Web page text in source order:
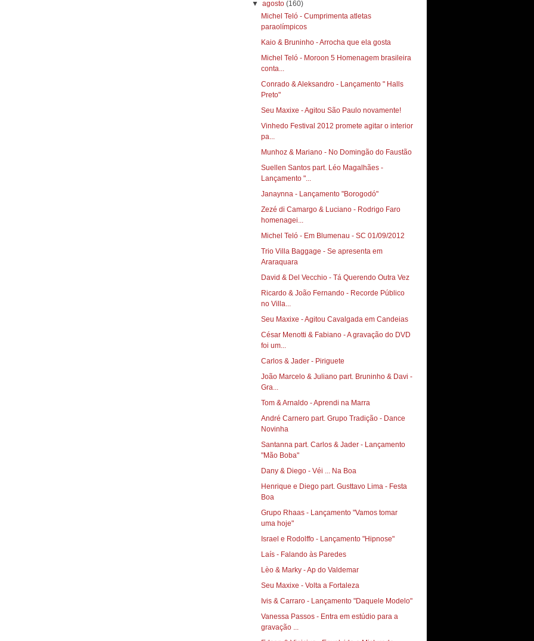
▼agosto(160)
Michel Teló - Cumprimenta atletas
paraolímpicos
Kaio & Bruninho - Arrocha que ela gosta
Michel Teló - Moroon 5 Homenagem brasileira
conta...
Conrado & Aleksandro - Lançamento " Halls
Preto"
Seu Maxixe - Agitou São Paulo novamente!‏
Vinhedo Festival 2012 promete agitar o interior
pa...
Munhoz & Mariano - No Domingão do Faustão‏
Suellen Santos part. Léo Magalhães‏ -
Lançamento "...
Janaynna - Lançamento "Borogodó"
Zezé di Camargo & Luciano - Rodrigo Faro
homenagei...
Michel Teló - Em Blumenau - SC 01/09/2012
Trio Villa Baggage - Se apresenta em
Araraquara
David & Del Vecchio - Tá Querendo Outra Vez
Ricardo & João Fernando - Recorde Público
no Villa...
Seu Maxixe - Agitou Cavalgada em Candeias‏
César Menotti & Fabiano - A gravação do DVD
foi um...
Carlos & Jader - Piriguete
João Marcelo & Juliano part. Bruninho & Davi -
Gra...
Tom & Arnaldo - Aprendi na Marra
André Carnero part. Grupo Tradição - Dance
Novinha
Santanna part. Carlos & Jader - Lançamento
"Mão Boba"
Dany & Diego - Véi ... Na Boa
Henrique e Diego part. Gusttavo Lima - Festa
Boa
Grupo Rhaas - Lançamento "Vamos tomar
uma hoje"
Israel e Rodolffo - Lançamento "Hipnose"
Laís - Falando às Paredes
Lèo & Marky - Ap do Valdemar
Seu Maxixe - Volta a Fortaleza‏
Ivis & Carraro - Lançamento "Daquele Modelo"
Vanessa Passos - Entra em estúdio para a
gravação ...